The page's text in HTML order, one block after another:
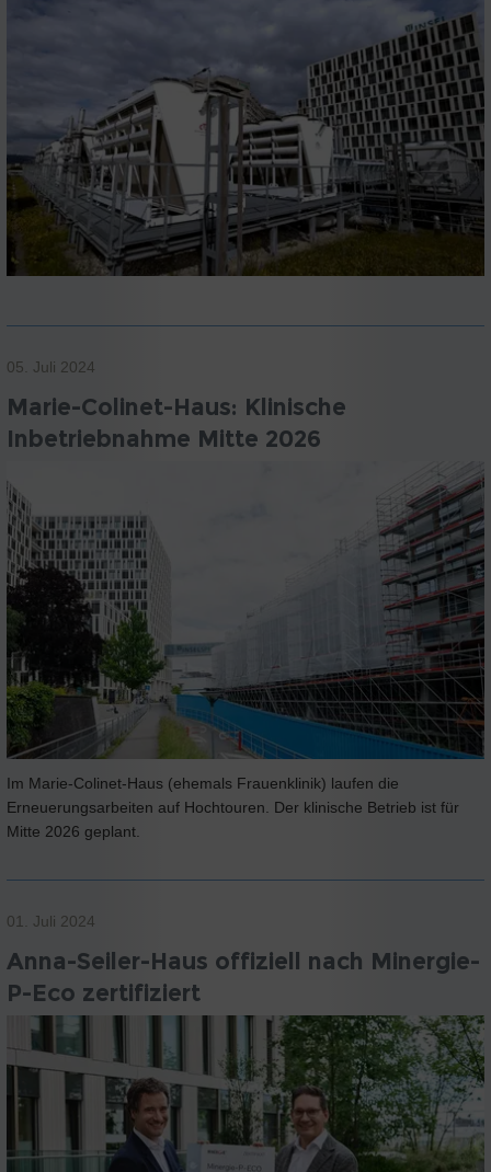
05. Juli 2024
Marie-Colinet-Haus: Klinische
Inbetriebnahme Mitte 2026
Im Marie-Colinet-Haus (ehemals Frauenklinik) laufen die
Erneuerungsarbeiten auf Hochtouren. Der klinische Betrieb ist für
Mitte 2026 geplant.
01. Juli 2024
Anna-Seiler-Haus offiziell nach Minergie-
P-Eco zertifiziert